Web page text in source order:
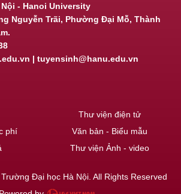
- Hanoi University
Nguyễn Trãi, Phường Đại Mỗ, Thành
| tuyensinh@hanu.edu.vn
phí
Thư viện điện tử
Văn bản - Biểu mẫu
Thư viện Ảnh - video
Đại học Hà Nội. All Rights Reserved